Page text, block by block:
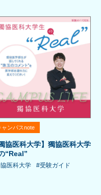
ャンパスnote
獨協医科大学】獨協医科大学
“Real”
医科大学 #受験ガイド